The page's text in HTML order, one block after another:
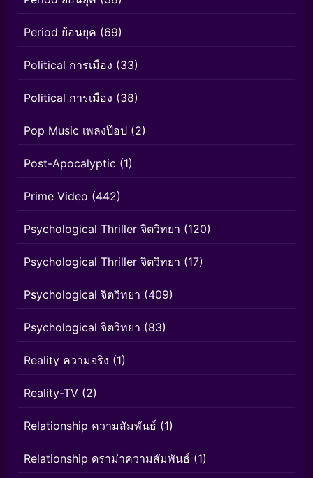
Period ย้อนยุค (69)
Political การเมือง (33)
Political การเมือง (38)
Pop Music เพลงป๊อป (2)
Post-Apocalyptic (1)
Prime Video (442)
Psychological Thriller จิตวิทยา (120)
Psychological Thriller จิตวิทยา (17)
Psychological จิตวิทยา (409)
Psychological จิตวิทยา (83)
Reality ความจริง (1)
Reality-TV (2)
Relationship ความสัมพันธ์ (1)
Relationship ดราม่าความสัมพันธ์ (1)